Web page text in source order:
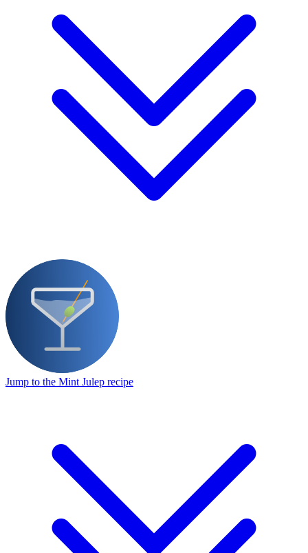
Jump to the Mint Julep recipe